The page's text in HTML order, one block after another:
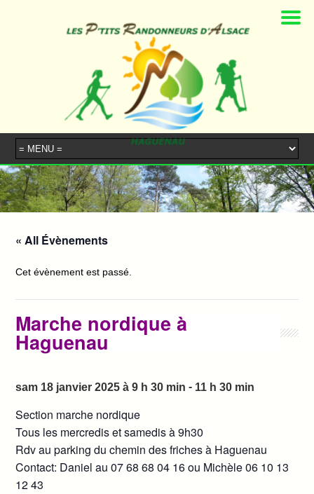
« All Évènements
Cet évènement est passé.
Marche nordique à
Haguenau
sam 18 janvier 2025 à 9 h 30 min - 11 h 30 min
Section marche nordique
Tous les mercredis et samedis à 9h30
Rdv au parking du chemin des friches à Haguenau
Contact: Daniel au07 68 68 04 16 ou Michèle 06 10 13
12 43